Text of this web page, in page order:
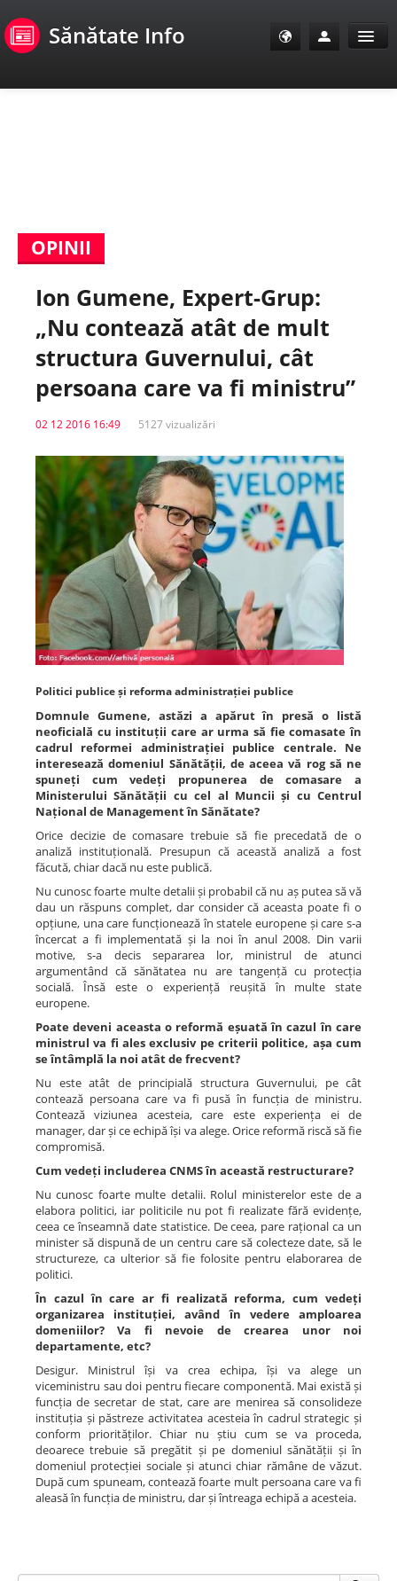
Sănătate Info
E-Sănătate Pacienți
E-Sănătate Medici
E-Sănătate Instituții
Tuberculoza Info
Centrul PAS
Școala E-Sănătate
SanoTeca
OPINII
Ion Gumene, Expert-Grup:
„Nu contează atât de mult
structura Guvernului, cât
persoana care va fi ministru”
02 12 2016 16:49 5127 vizualizări
Politici publice și reforma administrației publice
Domnule Gumene, astăzi a apărut în presă o listă
neoficială cu instituții care ar urma să fie comasate în
cadrul reformei administrației publice centrale. Ne
interesează domeniul Sănătății, de aceea vă rog să ne
spuneți cum vedeți propunerea de comasare a
Ministerului Sănătății cu cel al Muncii și cu Centrul
Național de Management în Sănătate?
Orice decizie de comasare trebuie să fie precedată de o
analiză instituțională. Presupun că această analiză a fost
făcută, chiar dacă nu este publică.
Nu cunosc foarte multe detalii și probabil că nu aș putea să vă
dau un răspuns complet, dar consider că aceasta poate fi o
opțiune, una care funcționează în statele europene și care s-a
încercat a fi implementată și la noi în anul 2008. Din varii
motive, s-a decis separarea lor, ministrul de atunci
argumentând că sănătatea nu are tangență cu protecția
socială. Însă este o experiență reușită în multe state
europene.
Poate deveni aceasta o reformă eșuată în cazul în care
ministrul va fi ales exclusiv pe criterii politice, așa cum
se întâmplă la noi atât de frecvent?
Nu este atât de principială structura Guvernului, pe cât
contează persoana care va fi pusă în funcția de ministru.
Contează viziunea acesteia, care este experiența ei de
manager, dar și ce echipă își va alege. Orice reformă riscă să fie
compromisă.
Cum vedeți includerea CNMS în această restructurare?
Nu cunosc foarte multe detalii. Rolul ministerelor este de a
elabora politici, iar politicile nu pot fi realizate fără evidențe,
ceea ce înseamnă date statistice. De ceea, pare rațional ca un
minister să dispună de un centru care să colecteze date, să le
structureze, ca ulterior să fie folosite pentru elaborarea de
politici.
În cazul în care ar fi realizată reforma, cum vedeți
organizarea instituției, având în vedere amploarea
domeniilor? Va fi nevoie de crearea unor noi
departamente, etc?
Desigur. Ministrul își va crea echipa, își va alege un
viceministru sau doi pentru fiecare componentă. Mai există și
funcția de secretar de stat, care are menirea să consolideze
instituția și păstreze activitatea acesteia în cadrul strategic și
conform priorităților. Chiar nu știu cum se va proceda,
deoarece trebuie să pregătit și pe domeniul sănătății și în
domeniul protecției sociale și atunci chiar rămâne de văzut.
După cum spuneam, contează foarte mult persoana care va fi
aleasă în funcția de ministru, dar și întreaga echipă a acesteia.